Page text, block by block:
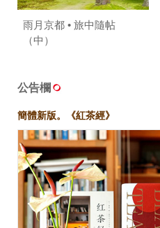
雨月京都 • 旅中隨帖
（中）
公告欄
簡體新版。《紅茶經》